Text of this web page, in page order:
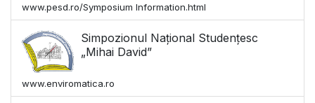
www.pesd.ro/Symposium Information.html
Simpozionul Național Studențesc
„Mihai David”
www.enviromatica.ro